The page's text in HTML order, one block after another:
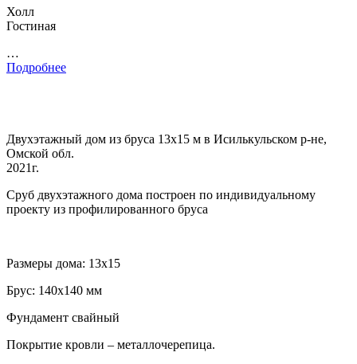
Холл
Гостиная
…
Подробнее
Двухэтажный дом из бруса 13х15 м в Исилькульском р-не,
Омской обл.
2021г.
Сруб двухэтажного дома построен по индивидуальному
проекту из профилированного бруса
Размеры дома: 13х15
Брус: 140х140 мм
Фундамент свайный
Покрытие кровли – металлочерепица.